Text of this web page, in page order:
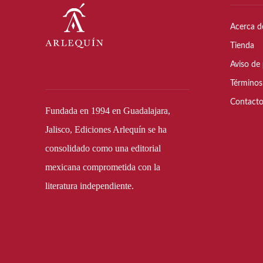
Fundada en 1994 en Guadalajara,
Jalisco, Ediciones Arlequín se ha
consolidado como una editorial
mexicana comprometida con la
literatura independiente.
Acerca
Tienda
Aviso de
Contacto